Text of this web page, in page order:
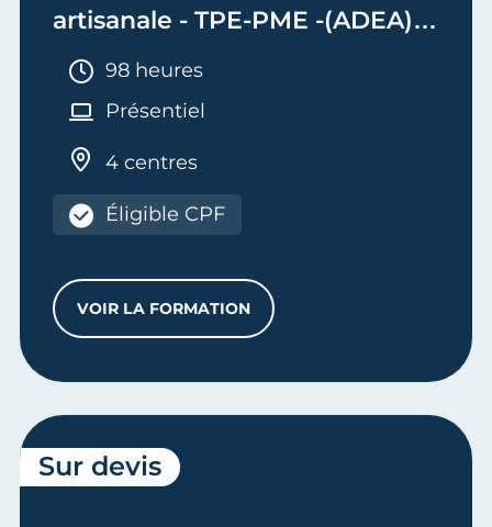
artisanale - TPE-PME -(ADEA)
Bloc 2 - Adjoint de Dirigeant
d'Entreprise Artisanale
Durée :
98 heures
Présentiel
4 centres
Éligible CPF
VOIR LA FORMATIONASSURER LA COMPTABILITÉ
Sur devis